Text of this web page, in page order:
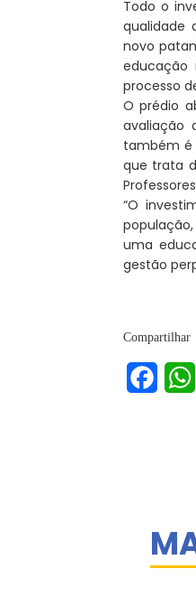
Todo o
qualidade
novo
educação
processo
O prédio
avaliação
também é
que trata
“O
uma
gestão
Compartilhar